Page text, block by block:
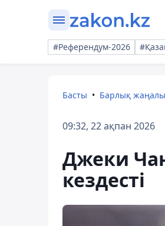
#Референдум-2026
Басты Барлық
09:32, 22 ақпан 2026
Джеки
кездесті